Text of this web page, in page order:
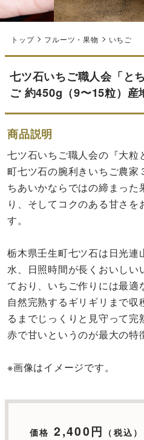
トップ フルーツ・果物 いちご
七ツ石いちご職人会「と
ご 約450g（9〜15粒）産
商品説明
七ツ石いちご職人会の『大粒
町七ツ石の腕利きいちご農家
ちあいかならではの締まった
り、そしてコクのある甘さ
す。
栃木県壬生町七ツ石は日光
水、日照時間が長くおいし
ており、いちご作りには最適
自然完熟するギリギリまで
るまでじっくりと見守って
赤で甘いというのが最大の特
※画像はイメージです。
価格 2,400円 （税込）